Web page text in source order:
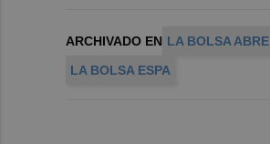
ARCHIVADO EN LA BOLSA ABRE
LA BOLSA ESPA